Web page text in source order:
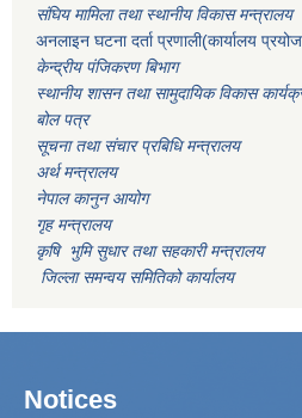
संघिय मामिला तथा स्थानीय विकास मन्त्रालय
अनलाइन घटना दर्ता प्रणाली(कार्यालय
केन्द्रीय पंजिकरण बिभाग
स्थानीय शासन तथा सामुदायिक विकास
बोल पत्र
सूचना तथा संचार प्रबिधि मन्त्रालय
अर्थ मन्त्रालय
नेपाल कानुन आयोग
गृह मन्त्रालय
कृषि भुमि सुधार तथा सहकारी मन्त्रालय
जिल्ला समन्वय समितिको कार्यालय
Notices